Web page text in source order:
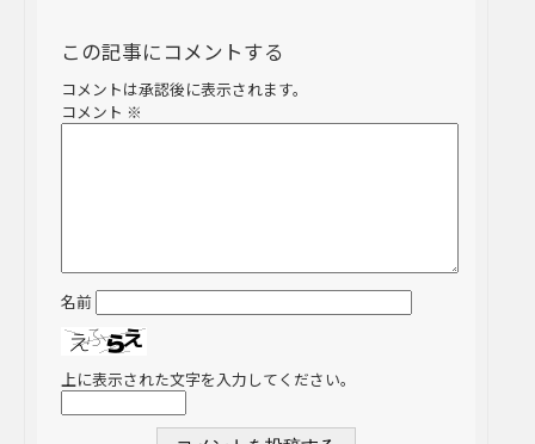
この記事にコメントする
コメントは承認後に表示されます。
コメント ※
名前
上に表示された文字を入力してください。